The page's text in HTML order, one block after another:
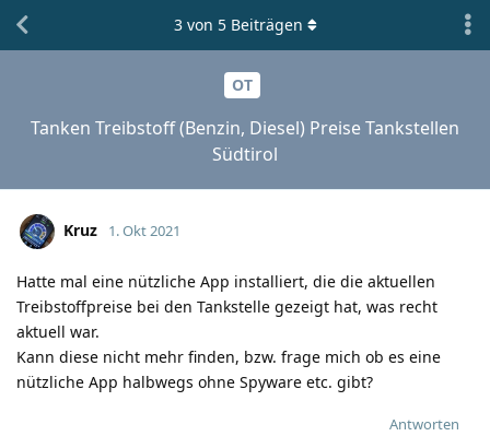
OT
Tanken Treibstoff (Benzin, Diesel) Preise Tankstellen
Südtirol
3von 5Beiträgen
Kruz 1. Okt 2021
Hatte mal eine nützliche App installiert, die die aktuellen
Treibstoffpreise bei den Tankstelle gezeigt hat, was recht
aktuell war.
Kann diese nicht mehr finden, bzw. frage mich ob es eine
nützliche App halbwegs ohne Spyware etc. gibt?
Antworten